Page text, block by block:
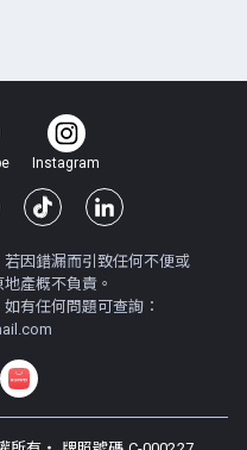
Instagram
因錯漏而引致任何不便或
產概不負責。
有任何問題可查詢：